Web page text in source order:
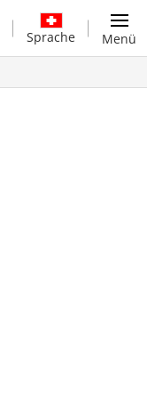
Sprache Menü